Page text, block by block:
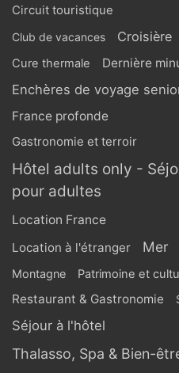
Circuit touristique
Club de vacances Croisière
Cure thermale Dernière
Enchères de voyage
France profonde
Gastronomie et terroir
Hôtel adults only -
pour adultes
Location France
Location à l'étranger
Mer
Montagne Patrimoine et
Restaurant & Gastronomie
Séjour à l'hôtel
Thalasso, Spa & Bien-